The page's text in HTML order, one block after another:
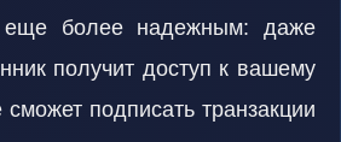
еще более надежным: даже
получит доступ к вашему
сможет подписать транзакции